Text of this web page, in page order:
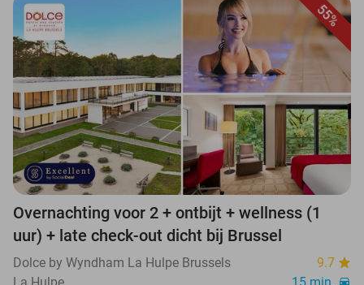
55%
Overnachting voor 2 + ontbijt + wellness (1
uur) + late check-out dicht bij Brussel
Dolce by Wyndham La Hulpe Brussels
9.7